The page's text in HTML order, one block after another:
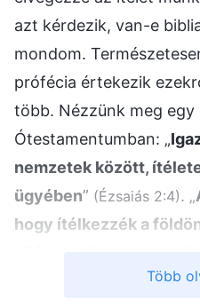
azt kérdezik, van-e
mondom.
prófécia értekezik
több. Nézzünk meg egy
Ótestamentumban: „
nemzetek között,
ügyében” (Ézsaiás 2:4). „
hogy ítélkezzék a
De az
Több